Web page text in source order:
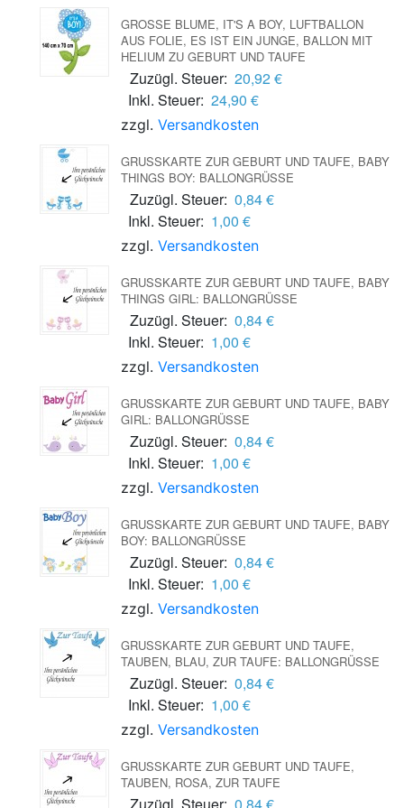
GROSSE BLUME, IT'S A BOY, LUFTBALLON A
US FOLIE, ES IST EIN JUNGE, BALLON MIT H
ELIUM ZU GEBURT UND TAUFE
Zuzügl. Steuer: 20,92 €
Inkl. Steuer: 24,90 €
zzgl. Versandkosten
GRUSSKARTE ZUR GEBURT UND TAUFE, BABY T
HINGS BOY: BALLONGRÜSSE
Zuzügl. Steuer: 0,84 €
Inkl. Steuer: 1,00 €
zzgl. Versandkosten
GRUSSKARTE ZUR GEBURT UND TAUFE, BABY T
HINGS GIRL: BALLONGRÜSSE
Zuzügl. Steuer: 0,84 €
Inkl. Steuer: 1,00 €
zzgl. Versandkosten
GRUSSKARTE ZUR GEBURT UND TAUFE, BABY G
IRL: BALLONGRÜSSE
Zuzügl. Steuer: 0,84 €
Inkl. Steuer: 1,00 €
zzgl. Versandkosten
GRUSSKARTE ZUR GEBURT UND TAUFE, BABY B
OY: BALLONGRÜSSE
Zuzügl. Steuer: 0,84 €
Inkl. Steuer: 1,00 €
zzgl. Versandkosten
GRUSSKARTE ZUR GEBURT UND TAUFE, T
AUBEN, BLAU, ZUR TAUFE: BALLONGRÜSSE
Zuzügl. Steuer: 0,84 €
Inkl. Steuer: 1,00 €
zzgl. Versandkosten
GRUSSKARTE ZUR GEBURT UND TAUFE, T
AUBEN, ROSA, ZUR TAUFE